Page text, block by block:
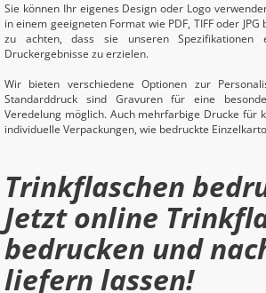
Sie können Ihr eigenes Design oder Logo
in einem geeigneten Format wie PDF, TIFF oder
zu achten, dass sie unseren Spezifikationen
Druckergebnisse zu erzielen.
Wir bieten verschiedene Optionen zur
Standarddruck sind Gravuren für eine
Veredelung möglich. Auch mehrfarbige Drucke für
individuelle Verpackungen, wie bedruckte
Trinkflaschen
Jetzt online
bedrucken und
liefern lassen!